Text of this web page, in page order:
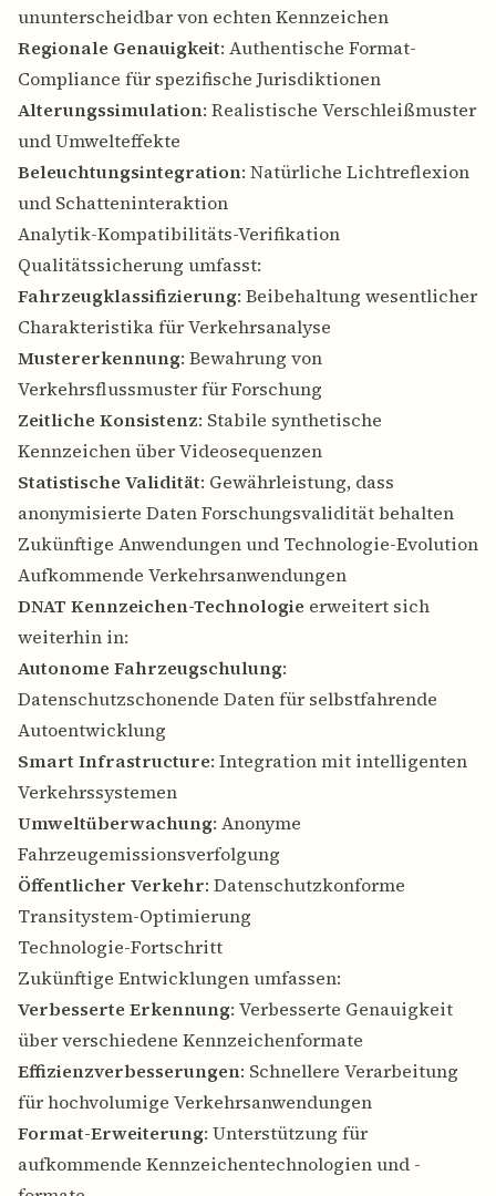
ununterscheidbar von echten Kennzeichen
Regionale Genauigkeit: Authentische Format-
Compliance für spezifische Jurisdiktionen
Alterungssimulation: Realistische Verschleißmuster
und Umwelteffekte
Beleuchtungsintegration: Natürliche Lichtreflexion
und Schatteninteraktion
Analytik-Kompatibilitäts-Verifikation
Qualitätssicherung umfasst:
Fahrzeugklassifizierung: Beibehaltung wesentlicher
Charakteristika für Verkehrsanalyse
Mustererkennung: Bewahrung von
Verkehrsflussmuster für Forschung
Zeitliche Konsistenz: Stabile synthetische
Kennzeichen über Videosequenzen
Statistische Validität: Gewährleistung, dass
anonymisierte Daten Forschungsvalidität behalten
Zukünftige Anwendungen und Technologie-Evolution
Aufkommende Verkehrsanwendungen
DNAT Kennzeichen-Technologie erweitert sich
weiterhin in:
Autonome Fahrzeugschulung:
Datenschutzschonende Daten für selbstfahrende
Autoentwicklung
Smart Infrastructure: Integration mit intelligenten
Verkehrssystemen
Umweltüberwachung: Anonyme
Fahrzeugemissionsverfolgung
Öffentlicher Verkehr: Datenschutzkonforme
Transitystem-Optimierung
Technologie-Fortschritt
Zukünftige Entwicklungen umfassen:
Verbesserte Erkennung: Verbesserte Genauigkeit
über verschiedene Kennzeichenformate
Effizienzverbesserungen: Schnellere Verarbeitung
für hochvolumige Verkehrsanwendungen
Format-Erweiterung: Unterstützung für
aufkommende Kennzeichentechnologien und -